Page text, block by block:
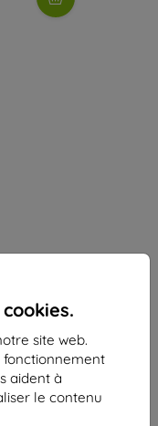
site web.
fonctionnement
aident à
le contenu